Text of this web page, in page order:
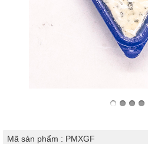
Mã sản phẩm : PMXGF